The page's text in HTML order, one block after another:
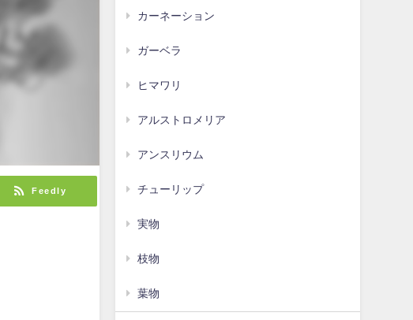
Feedly
カーネーション
ガーベラ
ヒマワリ
アルストロメリア
アンスリウム
チューリップ
実物
枝物
葉物